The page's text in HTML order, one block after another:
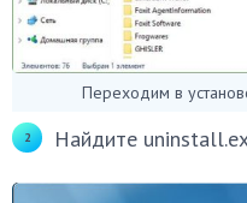
Переходим в
Найдите